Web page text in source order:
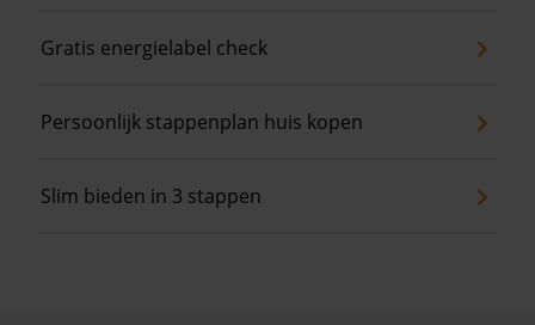
Gratis energielabel check
Persoonlijk stappenplan huis kopen
Slim bieden in 3 stappen